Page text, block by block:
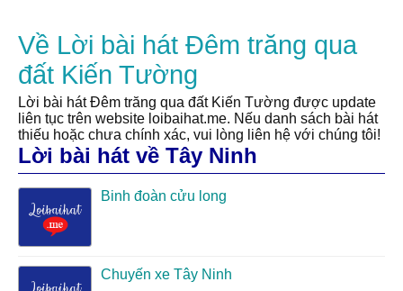
Về Lời bài hát Đêm trăng qua
đất Kiến Tường
Lời bài hát Đêm trăng qua đất Kiến Tường được update
liên tục trên website loibaihat.me. Nếu danh sách bài hát
thiếu hoặc chưa chính xác, vui lòng liên hệ với chúng tôi!
Lời bài hát về Tây Ninh
Binh đoàn cửu long
Chuyến xe Tây Ninh